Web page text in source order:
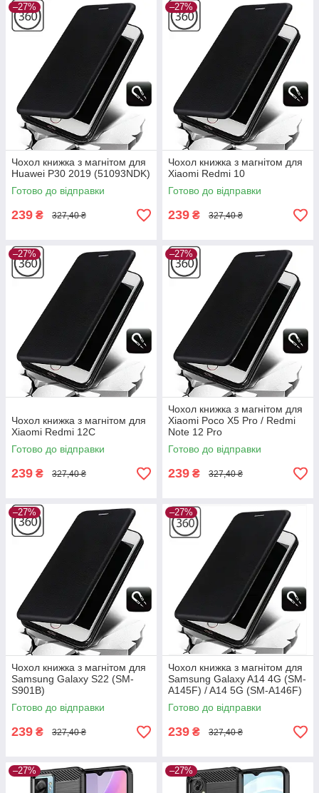
–27%
Чохол книжка з магнітом для
Huawei P30 2019 (51093NDK)
Готово до відправки
239 ₴ 327,40 ₴
–27%
Чохол книжка з магнітом для
Xiaomi Redmi 10
Готово до відправки
239 ₴ 327,40 ₴
–27%
Чохол книжка з магнітом для
Xiaomi Redmi 12C
Готово до відправки
239 ₴ 327,40 ₴
–27%
Чохол книжка з магнітом для
Xiaomi Poco X5 Pro / Redmi
Note 12 Pro
Готово до відправки
239 ₴ 327,40 ₴
–27%
Чохол книжка з магнітом для
Samsung Galaxy S22 (SM-
S901B)
Готово до відправки
239 ₴ 327,40 ₴
–27%
Чохол книжка з магнітом для
Samsung Galaxy A14 4G (SM-
A145F) / A14 5G (SM-A146F)
Готово до відправки
239 ₴ 327,40 ₴
–27% –27%